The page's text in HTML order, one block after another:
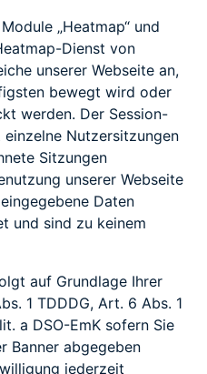
„Heatmap“ und
Dienst von
unserer Webseite an,
bewegt wird oder
werden. Der Session-
Nutzersitzungen
Sitzungen
unserer Webseite
Daten
und sind zu keinem
auf Grundlage Ihrer
1 TDDDG, Art. 6 Abs. 1
a DSO-EmK sofern Sie
Banner abgegeben
jederzeit